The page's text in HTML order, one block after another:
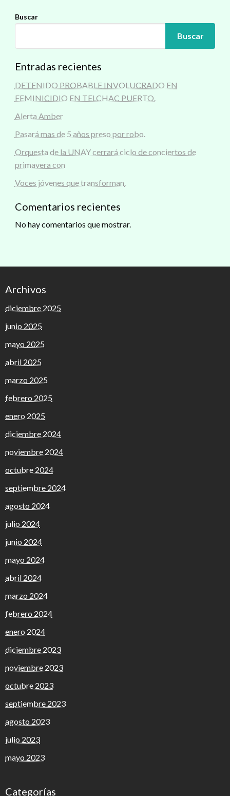
Buscar
Buscar
Entradas recientes
DETENIDO PROBABLE INVOLUCRADO EN
FEMINICIDIO EN TELCHAC PUERTO.
Alerta Amber
Pasará mas de 5 años preso por robo.
Orquesta de la UNAY cerrará ciclo de conciertos de
primavera con
Voces jóvenes que transforman.
Comentarios recientes
No hay comentarios que mostrar.
Archivos
diciembre 2025
junio 2025
mayo 2025
abril 2025
marzo 2025
febrero 2025
enero 2025
diciembre 2024
noviembre 2024
octubre 2024
septiembre 2024
agosto 2024
julio 2024
junio 2024
mayo 2024
abril 2024
marzo 2024
febrero 2024
enero 2024
diciembre 2023
noviembre 2023
octubre 2023
septiembre 2023
agosto 2023
julio 2023
mayo 2023
Categorías